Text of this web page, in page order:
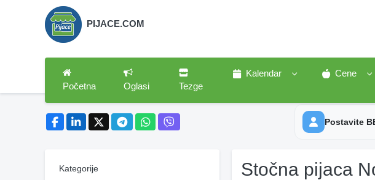
PIJACE.COM
Početna Oglasi Tezge
Kalendar Cene
Postavite
Kategorije Stočna pijaca